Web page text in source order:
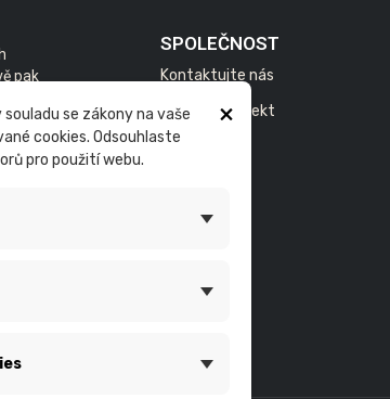
pak
SPOLEČNOST
Kontaktujte nás
Bikeskills projekt
×
se zákony na vaše
cookies. Odsouhlaste
pro použití webu.